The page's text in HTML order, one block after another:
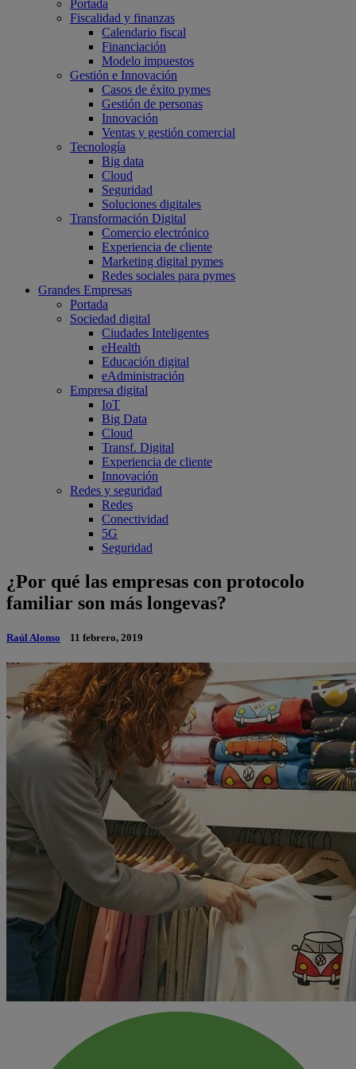
Portada
Fiscalidad y finanzas
Calendario fiscal
Financiación
Modelo impuestos
Gestión e Innovación
Casos de éxito pymes
Gestión de personas
Innovación
Ventas y gestión comercial
Tecnología
Big data
Cloud
Seguridad
Soluciones digitales
Transformación Digital
Comercio electrónico
Experiencia de cliente
Marketing digital pymes
Redes sociales para pymes
Grandes Empresas
Portada
Sociedad digital
Ciudades Inteligentes
eHealth
Educación digital
eAdministración
Empresa digital
IoT
Big Data
Cloud
Transf. Digital
Experiencia de cliente
Innovación
Redes y seguridad
Redes
Conectividad
5G
Seguridad
¿Por qué las empresas con protocolo
familiar son más longevas?
Raúl Alonso 11 febrero, 2019